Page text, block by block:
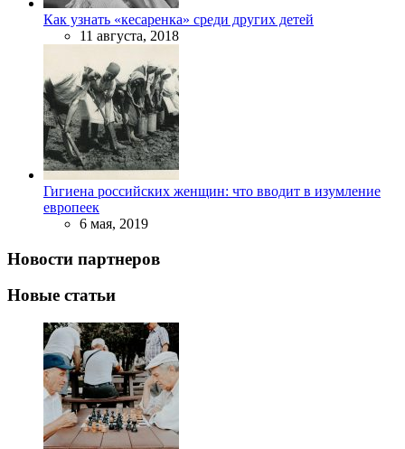
Как узнать «кесаренка» среди других детей
11 августа, 2018
Гигиена российских женщин: что вводит в изумление
европеек
6 мая, 2019
Новости партнеров
Новые статьи